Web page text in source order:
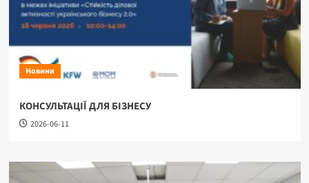
Новини
КОНСУЛЬТАЦІЇ ДЛЯ БІЗНЕСУ
2026-06-11